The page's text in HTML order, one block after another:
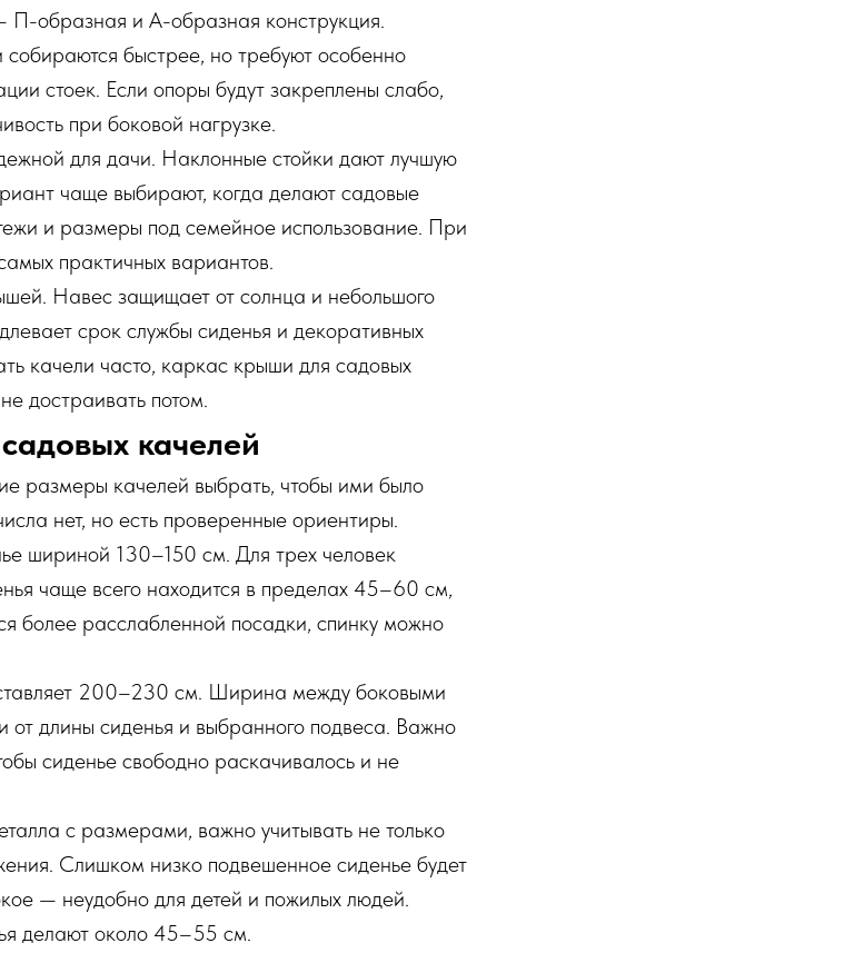
образная и А-образная конструкция.
быстрее, но требуют особенно
стоек. Если опоры будут закреплены слабо,
при боковой нагрузке.
для дачи. Наклонные стойки дают лучшую
чаще выбирают, когда делают садовые
и размеры под семейное использование. При
практичных вариантов.
Навес защищает от солнца и небольшого
срок службы сиденья и декоративных
качели часто, каркас крыши для садовых
достраивать потом.
качелей
размеры качелей выбрать, чтобы ими было
нет, но есть проверенные ориентиры.
шириной 130–150 см. Для трех человек
чаще всего находится в пределах 45–60 см,
более расслабленной посадки, спинку можно
200–230 см. Ширина между боковыми
длины сиденья и выбранного подвеса. Важно
сиденье свободно раскачивалось и не
с размерами, важно учитывать не только
Слишком низко подвешенное сиденье будет
— неудобно для детей и пожилых людей.
делают около 45–55 см.